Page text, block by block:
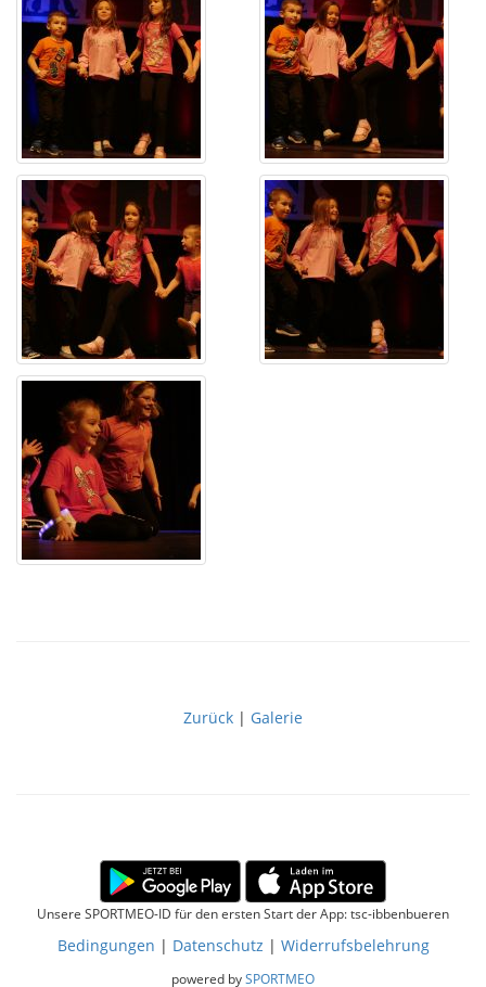
Zurück | Galerie
Unsere SPORTMEO-ID für den ersten Start der App: tsc-ibbenbueren
Bedingungen | Datenschutz | Widerrufsbelehrung
powered bySPORTMEO